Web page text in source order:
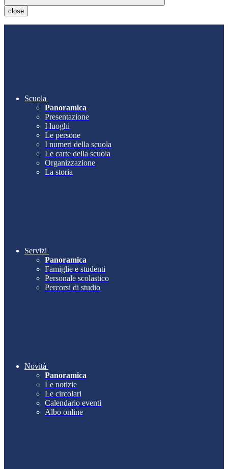
close
Scuola
Panoramica
Presentazione
I luoghi
Le persone
I numeri della scuola
Le carte della scuola
Organizzazione
La storia
Servizi
Panoramica
Famiglie e studenti
Personale scolastico
Percorsi di studio
Novità
Panoramica
Le notizie
Le circolari
Calendario eventi
Albo online